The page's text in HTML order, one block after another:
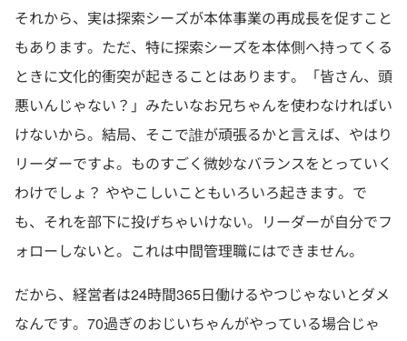
それから、実は探索シーズが本体事業の再成長を促すこと
もあります。ただ、特に探索シーズを本体側へ持ってくる
ときに文化的衝突が起きることはあります。「皆さん、頭
悪いんじゃない？」みたいなお兄ちゃんを使わなければい
けないから。結局、そこで誰が頑張るかと言えば、やはり
リーダーですよ。ものすごく微妙なバランスをとっていく
わけでしょ？ ややこしいこともいろいろ起きます。で
も、それを部下に投げちゃいけない。リーダーが自分でフ
ォローしないと。これは中間管理職にはできません。
だから、経営者は24時間365日働けるやつじゃないとダメ
なんです。70過ぎのおじいちゃんがやっている場合じゃ